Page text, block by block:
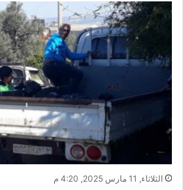
الثلاثاء, 11 مارس 2025, 4:20 م